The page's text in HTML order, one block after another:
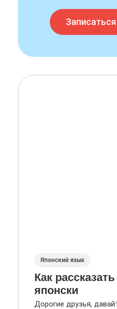
Японский язык
Как
японски
Дорогие друзья,